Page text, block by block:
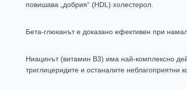
повишава „добрия“ (HDL) холестерол.
Бета-глюканът е доказано ефективен при
Ниацинът (витамин B3) има най-комплексно
триглицеридите и останалите неблагоприятни